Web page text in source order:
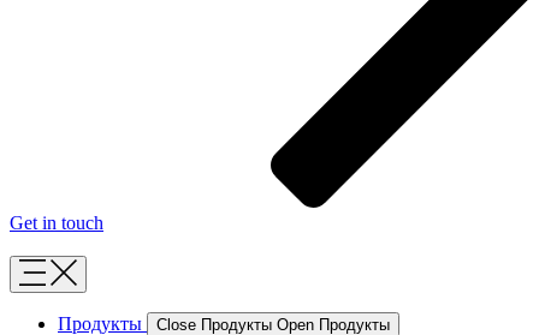
Get in touch
Продукты Close Продукты Open Продукты